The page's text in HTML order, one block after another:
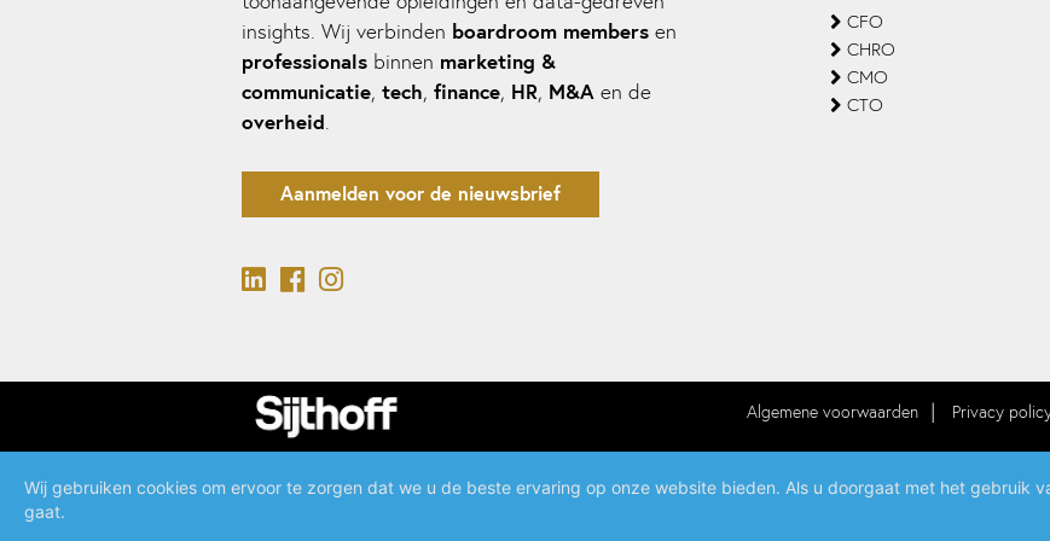
insights. Wij verbinden boardroom membersen
professionalsbinnen marketing &
communicatie, tech, finance, HR, M&Aen de
overheid.
Aanmelden voor de nieuwsbrief
CFO
CHRO
CMO
CTO
Algemene voorwaarden Privacy
Wij gebruiken cookies om ervoor te zorgen dat we u de beste ervaring op onze website bieden. Als u doorgaat met het gebruik
gaat.